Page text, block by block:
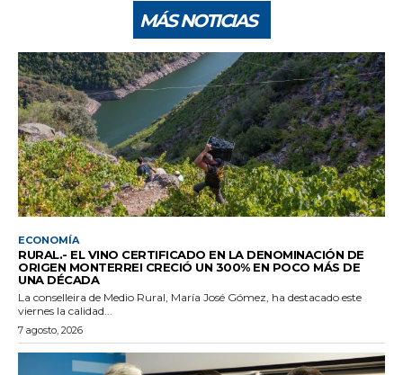
MÁS NOTICIAS
ECONOMÍA
RURAL.- EL VINO CERTIFICADO EN LA DENOMINACIÓN DE
ORIGEN MONTERREI CRECIÓ UN 300% EN POCO MÁS DE
UNA DÉCADA
La conselleira de Medio Rural, María José Gómez, ha destacado este
viernes la calidad...
7 agosto, 2026